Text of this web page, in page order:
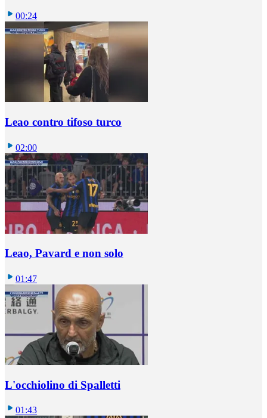
00:24
Leao contro tifoso turco
02:00
Leao, Pavard e non solo
01:47
L'occhiolino di Spalletti
01:43